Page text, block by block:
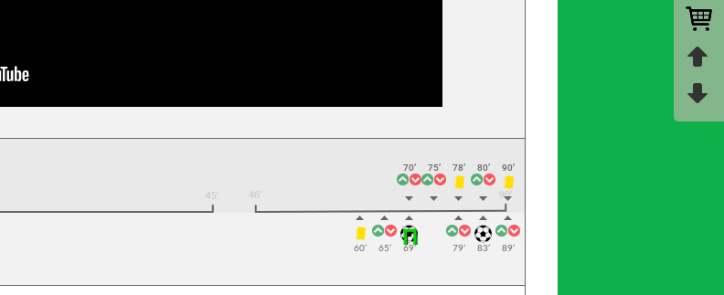
70’ 75’ 78’ 80’ 90’
60’ 65’ 69’ 79’ 83’ 89’